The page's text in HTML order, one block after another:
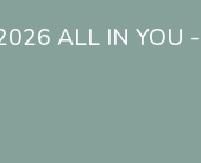
ALL IN YOU